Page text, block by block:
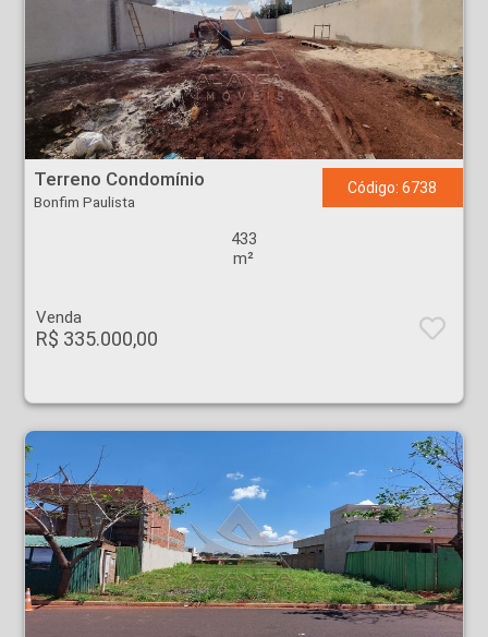
Terreno Condomínio - Bonfim Paulista - Ribeirão Preto
Terreno Condomínio
Bonfim Paulista
Código: 6738
433
m²
Venda
R$ 335.000,00